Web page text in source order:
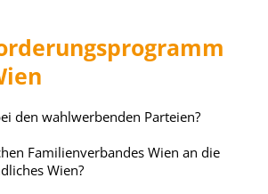
den wahlwerbenden Parteien?
Familienverbandes Wien an die
Wien?